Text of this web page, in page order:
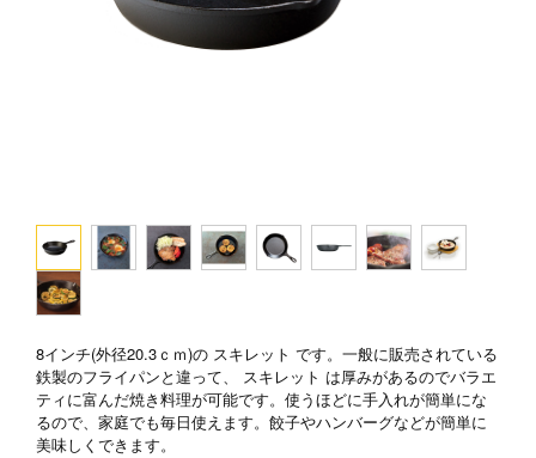
8インチ(外径20.3ｃｍ)の スキレット です。一般に販売されている
鉄製のフライパンと違って、 スキレット は厚みがあるのでバラエ
ティに富んだ焼き料理が可能です。使うほどに手入れが簡単にな
るので、家庭でも毎日使えます。餃子やハンバーグなどが簡単に
美味しくできます。